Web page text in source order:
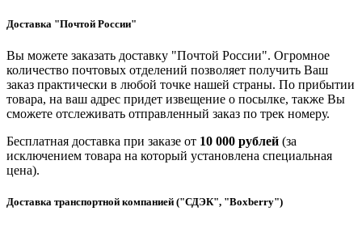
Доставка "Почтой России"
Вы можете заказать доставку "Почтой России". Огромное
количество почтовых отделений позволяет получить Ваш
заказ практически в любой точке нашей страны. По прибытии
товара, на ваш адрес придет извещение о посылке, также Вы
сможете отслеживать отправленный заказ по трек номеру.
Бесплатная доставка при заказе от 10 000 рублей (за
исключением товара на который установлена специальная
цена).
Доставка транспортной компанией ("СДЭК", "Boxberry")